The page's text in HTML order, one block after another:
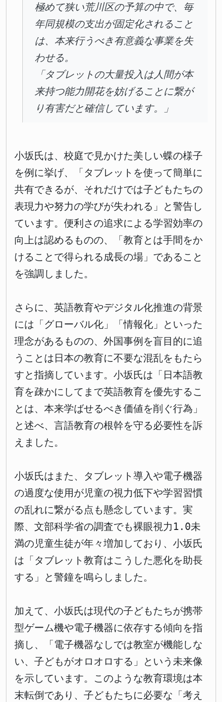
極めて狭い荒川区の予算の中で、毎
年同規模の支出が固定化されること
は、本来行うべき有意義な事業を失
わせる。
「タブレットの大量投入は人間が本
来持つ能力開花を妨げることに繋が
り有害だと確信しています。」
小坂氏は、校庭で見かけた美しい蝶の様子
を例に挙げ、「タブレットを使って簡単に
共有できるが、それだけでは子どもたちの
表現力や努力の学びが失われる」と警告し
ています。便利さの追求による学習効率の
向上は認めるものの、「教育とは手間をか
けることで得られる成長の場」であること
を強調しました。
さらに、英語教育やデジタル化推進の背景
には「グローバル化」「情報化」といった
理念があるものの、外国事例を盲目的に追
うことは日本の教育に不要な混乱をもたら
すと指摘しています。小坂氏は「日本語教
育を疎かにしてまで英語教育を優先するこ
とは、本来学ばせるべき価値を削ぐ行為」
と述べ、言語教育の根幹を守る必要性を訴
えました。
小坂氏はまた、タブレット導入や電子機器
の過度な使用が児童の視力低下や学習習慣
の乱れに繋がる点も懸念しています。実
際、文部科学省の調査でも裸眼視力1.0未
満の児童生徒が年々増加しており、小坂氏
は「タブレット教育はこうした悪化を助長
する」と警鐘を鳴らしました。
加えて、小坂氏は現代の子どもたちが携帯
型ゲーム機や電子機器に依存する傾向を指
摘し、「電子機器なしでは教室が機能しな
い、子どもがオロオロする」という未来像
を示しています。このような教育環境は本
末転倒であり、子どもたちに必要な「考え